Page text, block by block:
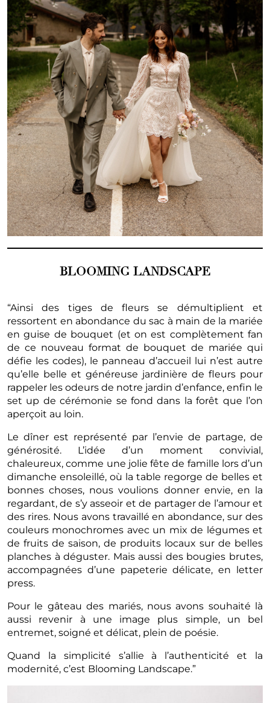
BLOOMING LANDSCAPE
“Ainsi des tiges de fleurs se démultiplient et
ressortent en abondance du sac à main de la mariée
en guise de bouquet (et on est complètement fan
de ce nouveau format de bouquet de mariée qui
défie les codes), le panneau d’accueil lui n’est autre
qu’elle belle et généreuse jardinière de fleurs pour
rappeler les odeurs de notre jardin d’enfance, enfin le
set up de cérémonie se fond dans la forêt que l’on
aperçoit au loin.
Le dîner est représenté par l’envie de partage, de
générosité. L’idée d’un moment convivial,
chaleureux, comme une jolie fête de famille lors d’un
dimanche ensoleillé, où la table regorge de belles et
bonnes choses, nous voulions donner envie, en la
regardant, de s’y asseoir et de partager de l’amour et
des rires. Nous avons travaillé en abondance, sur des
couleurs monochromes avec un mix de légumes et
de fruits de saison, de produits locaux sur de belles
planches à déguster. Mais aussi des bougies brutes,
accompagnées d’une papeterie délicate, en letter
press.
Pour le gâteau des mariés, nous avons souhaité là
aussi revenir à une image plus simple, un bel
entremet, soigné et délicat, plein de poésie.
Quand la simplicité s’allie à l’authenticité et la
modernité, c’est Blooming Landscape.”